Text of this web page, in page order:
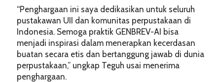
“Penghargaan ini saya dedikasikan untuk seluruh
pustakawan UII dan komunitas perpustakaan di
Indonesia. Semoga praktik GENBREV-AI bisa
menjadi inspirasi dalam menerapkan kecerdasan
buatan secara etis dan bertanggung jawab di dunia
perpustakaan,” ungkap Teguh usai menerima
penghargaan.